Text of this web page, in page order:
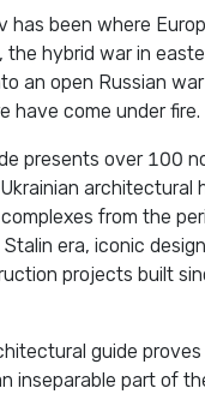
has been where
the hybrid war in
an open Russian
have come under fire.
presents over 100
architectural
from the
era, iconic
projects built
guide
inseparable part of